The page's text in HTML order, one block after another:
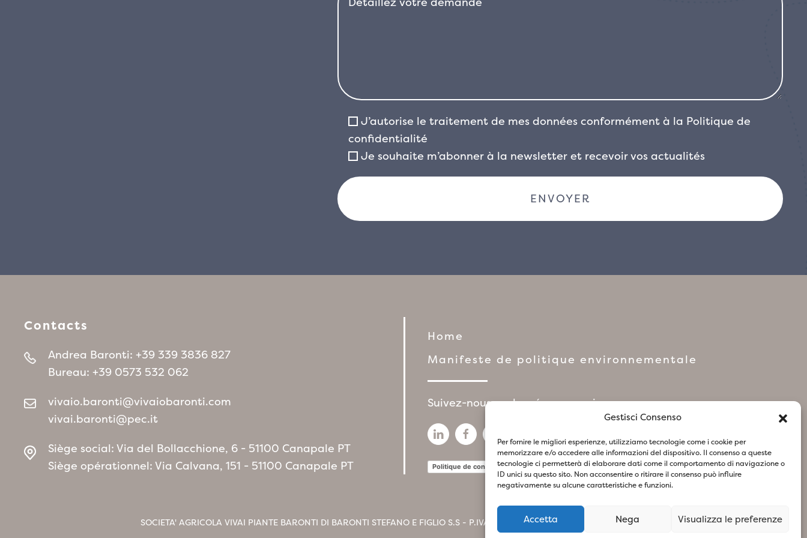
Gestisci Consenso
Per fornire le migliori esperienze, utilizziamo tecnologie come i cookie per
memorizzare e/o accedere alle informazioni del dispositivo. Il consenso a queste
tecnologie ci permetterà di elaborare dati come il comportamento di navigazione o
ID unici su questo sito. Non acconsentire o ritirare il consenso può influire
negativamente su alcune caratteristiche e funzioni.
Accetta Nega Visualizza le preferenze
J’autorise le traitement de mes données conformément à la Politique de
confidentialité
Je souhaite m’abonner à la newsletter et recevoir vos actualités
Contacts
Andrea Baronti: +39 339 3836 827
Bureau: +39 0573 532 062
vivaio.baronti@vivaiobaronti.com
vivai.baronti@pec.it
Siège social: Via del Bollacchione, 6 - 51100 Canapale PT
Siège opérationnel: Via Calvana, 151 - 51100 Canapale PT
Home
Manifeste de politique environnementale
Suivez-nous sur les réseaux sociaux
Politique de confidentialité Politique relative aux Cookies
SOCIETA' AGRICOLA VIVAI PIANTE BARONTI DI BARONTI STEFANO E FIGLIO S.S - P.IVA 01741260473- Design & Concept By Woola